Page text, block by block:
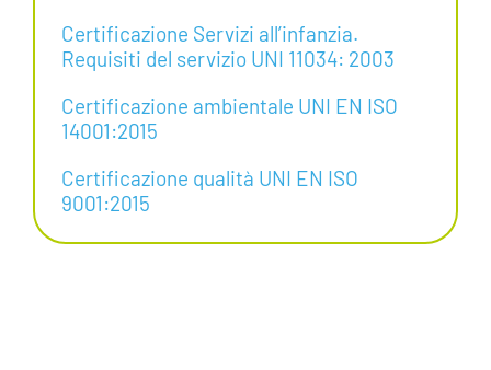
Certificazione Servizi all’infanzia.
Requisiti del servizio UNI 11034: 2003
Certificazione ambientale UNI EN ISO
14001:2015
Certificazione qualità UNI EN ISO
9001:2015